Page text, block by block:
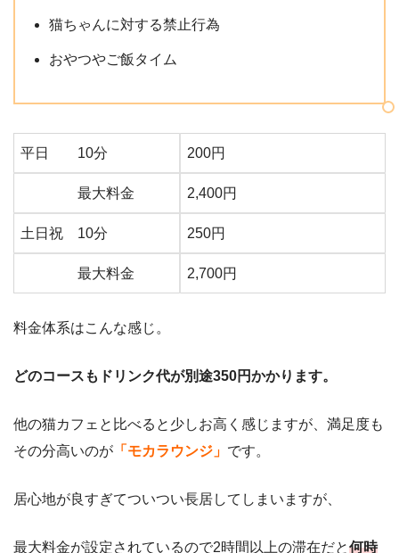
猫ちゃんに対する禁止行為
おやつやご飯タイム
平日 10分 200円
最大料金 2,400円
土日祝 10分 250円
最大料金 2,700円
料金体系はこんな感じ。
どのコースもドリンク代が別途350円かかります。
他の猫カフェと比べると少しお高く感じますが、満足度も
その分高いのが 「モカラウンジ」 です。
居心地が良すぎてついつい長居してしまいますが、
最大料金が設定されているので2時間以上の滞在だと何時